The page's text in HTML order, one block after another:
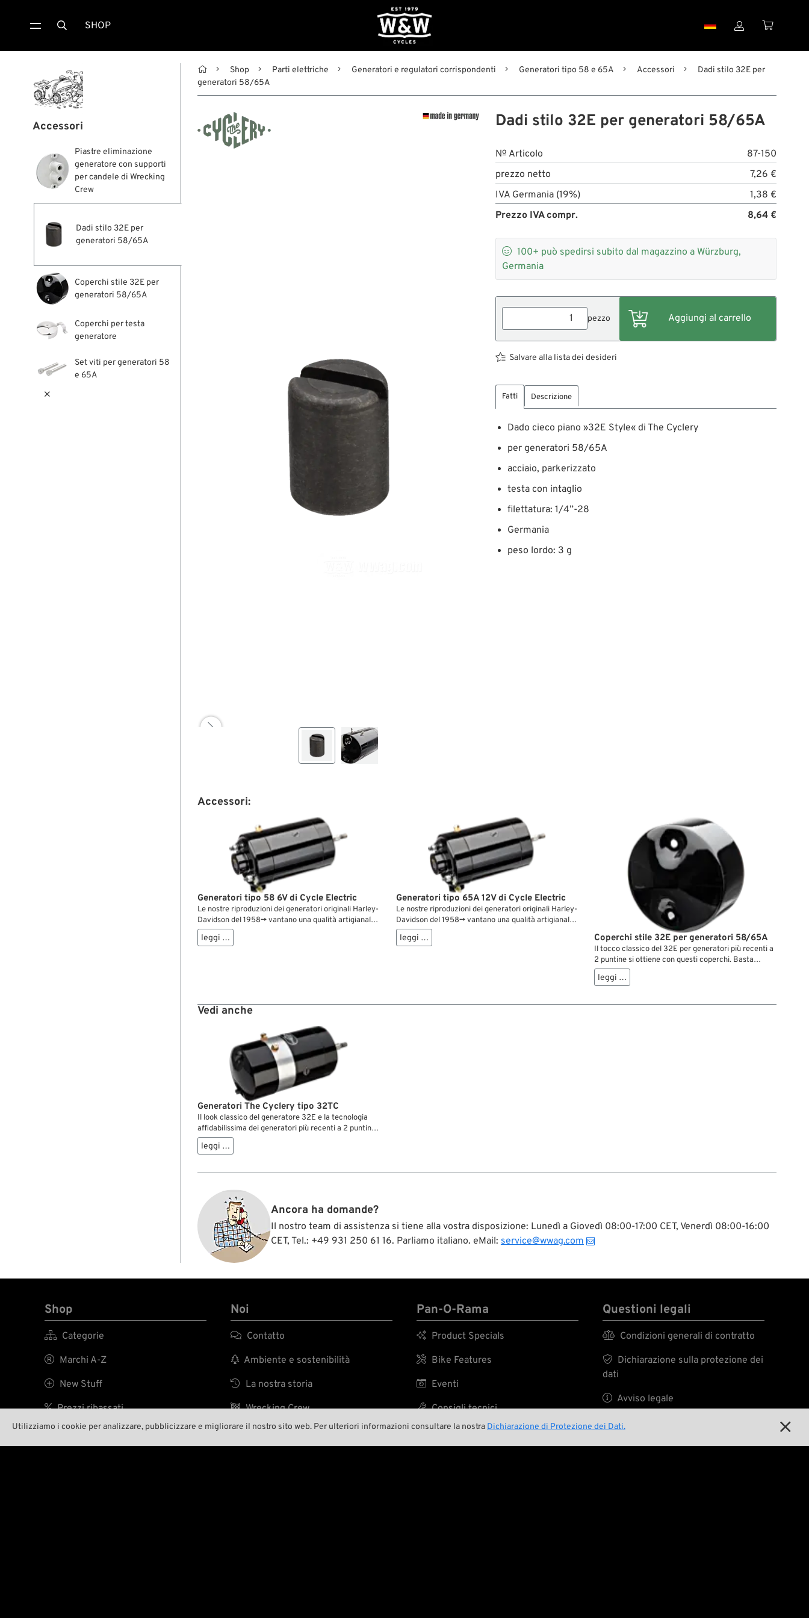
Utilizziamo i cookie per analizzare, pubblicizzare e migliorare il nostro sito web. Per ulteriori informazioni consultare la nostra Dichiarazione di Protezione dei Dati. 
 SHOP  
Accessori
Piastre eliminazione
generatore con supporti
per candele di Wrecking
Crew
Dadi stilo 32E per
generatori 58/65A
Coperchi stile 32E per
generatori 58/65A
Coperchi per testa
generatore
Set viti per generatori 58
e 65A

 Shop Parti elettriche Generatori e regulatori corrispondenti Generatori tipo 58 e 65A Accessori
Dadi stilo 32E per
generatori 58/65A
Dadi stilo 32E per generatori 58/65A

№ Articolo
87-150
prezzo netto
7,26 €
IVA Germania (19%)
1,38 €
Prezzo IVA compr.
8,64 €
 100+ può spedirsi subito dal magazzino a Würzburg,
Germania
pezzo
Salvare alla lista dei desideri
Fatti Descrizione
Dado cieco piano »32E Style« di The Cyclery
per generatori 58/65A
acciaio, parkerizzato
testa con intaglio
filettatura: 1/4”-28
Germania
peso lordo: 3 g
Accessori:
Generatori tipo 58 6V di Cycle Electric
Le nostre riproduzioni dei generatori originali Harley-
Davidson del 1958→ vantano una qualità artigianale
senza pari. In queste repliche di generatori Harley-
Davidson, ad esempio, le connessioni tra il filo
e la longevità. Puoi affidarti al 100% a questi
lontano ti porti la strada. Sono perfetti per
restaurare moto Harley-Davidson d’epoca, moto
personalizzate, motociclette classiche e Harley
vintage. ...
leggi …
Generatori tipo 65A 12V di Cycle Electric
Le nostre riproduzioni dei generatori originali Harley-
Davidson del 1958→ vantano una qualità artigianale
senza pari. In queste repliche di generatori Harley-
Davidson, ad esempio, le connessioni tra il filo
e la longevità. Puoi affidarti al 100% a questi
leggi … Coperchi stile 32E per generatori 58/65A
Il tocco classico del 32E per generatori più recenti a
2 puntine si ottiene con questi coperchi. Basta
infilarli sui due prigionieri e fissarli con due dadi a
cappello.
leggi …
Vedi anche
Generatori The Cyclery tipo 32TC
Il look classico del generatore 32E e la tecnologia
affidabilissima dei generatori più recenti a 2 puntine
– con la fonte d’energia The Cyclery 32TC si possono
avere ambedue le cose. Esternamente si vedono i
arrotondati con le “viti spaccate”, la piastrina di
All’interno però si nascondono i collaudati
componenti dei più recenti generatori 58/65A,
realizzati per noi da Cycle Electric, USA.
leggi …
Ancora ha domande?
Il nostro team di assistenza si tiene alla vostra disposizione: Lunedì a Giovedì 08:00-17:00 CET, Venerdì 08:00-16:00
CET, Tel.: +49 931 250 61 16. Parliamo italiano. eMail: service@wwag.com
Shop
 Categorie
 Marchi A-Z
 New Stuff
 Prezzi ribassati
 Spese di spedizione
Noi
 Contatto
 Ambiente e sostenibilità
 La nostra storia
 Wrecking Crew
Pan-O-Rama
 Product Specials
 Bike Features
 Eventi
 Consigli tecnici
Questioni legali
 Condizioni generali di contratto

Dichiarazione sulla protezione dei
dati
 Avviso legale